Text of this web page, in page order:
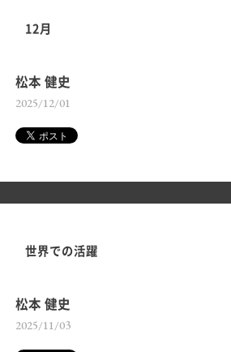
12月
松本 健史
2025/12/01
世界での活躍
松本 健史
2025/11/03